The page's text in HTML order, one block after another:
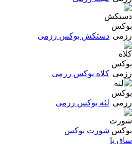
دستکش بوکس رزمی
کلاه بوکس رزمی
لثه بوکس رزمی
شورت بوکس
ساق پا